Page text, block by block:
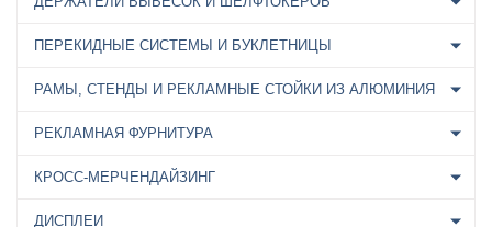
ПЕРЕКИДНЫЕ СИСТЕМЫ И БУКЛЕТНИЦЫ
РАМЫ, СТЕНДЫ И РЕКЛАМНЫЕ СТОЙКИ ИЗ АЛЮМИНИЯ
РЕКЛАМНАЯ ФУРНИТУРА
КРОСС-МЕРЧЕНДАЙЗИНГ
ДИСПЛЕИ